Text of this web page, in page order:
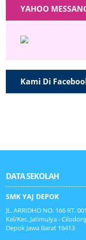
YAHOO
Kami Di
DATA SEKOLAH
SMK YAJ DEPOK
JL. ARRIDHO NO. 166 RT.
Kel/Kec. Jatimulya -
Depok Jawa Barat 16413